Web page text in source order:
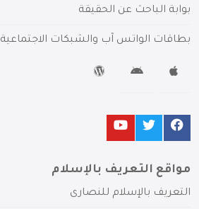
بوابة الباحث عن الحقيقة
بطاقات الواتس آب والشبكات الاجتماعية
مواقع التعريف بالإسلام
التعريف بالإسلام للنصارى